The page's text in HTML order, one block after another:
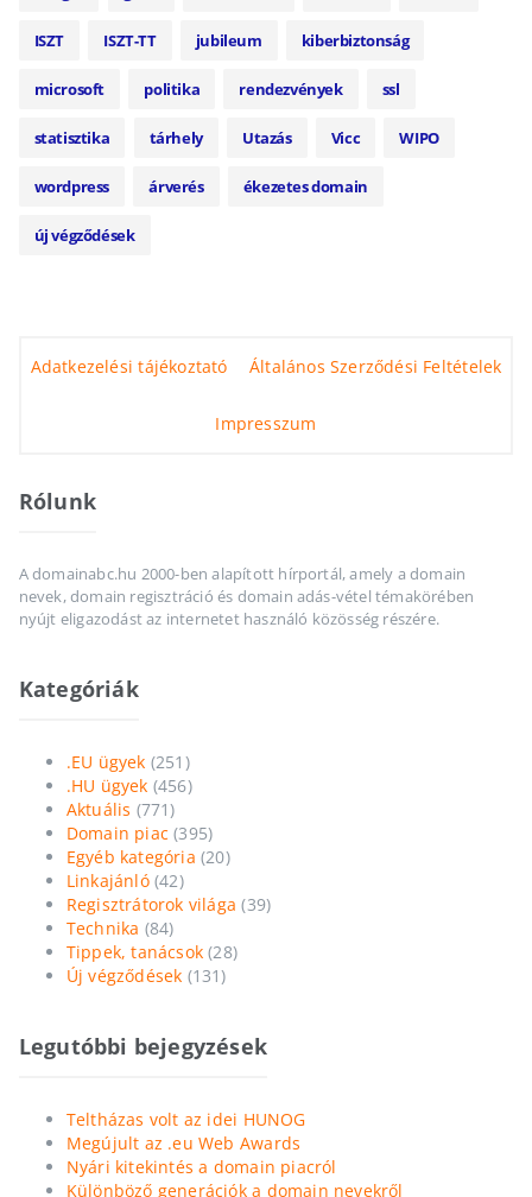
ISZT ISZT-TT jubileum kiberbiztonság
microsoft politika rendezvények ssl
statisztika tárhely Utazás Vicc WIPO
wordpress árverés ékezetes domain
új végződések
Adatkezelési tájékoztató Általános Szerződési Feltételek
Impresszum
Rólunk
A domainabc.hu 2000-ben alapított hírportál, amely a domain
nevek, domain regisztráció és domain adás-vétel témakörében
nyújt eligazodást az internetet használó közösség részére.
Kategóriák
.EU ügyek (251)
.HU ügyek (456)
Aktuális (771)
Domain piac (395)
Egyéb kategória (20)
Linkajánló(42)
Regisztrátorok világa (39)
Technika (84)
Tippek, tanácsok (28)
Új végződések (131)
Legutóbbi bejegyzések
Teltházas volt az idei HUNOG
Megújult az .eu Web Awards
Nyári kitekintés a domain piacról
Különböző generációk a domain nevekről